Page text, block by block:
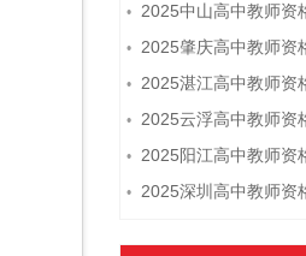
• 2025中山高中教师资格证怎
• 2025肇庆高中教师资格证怎
• 2025湛江高中教师资格证怎
• 2025云浮高中教师资格证怎
• 2025阳江高中教师资格证怎
• 2025深圳高中教师资格证怎